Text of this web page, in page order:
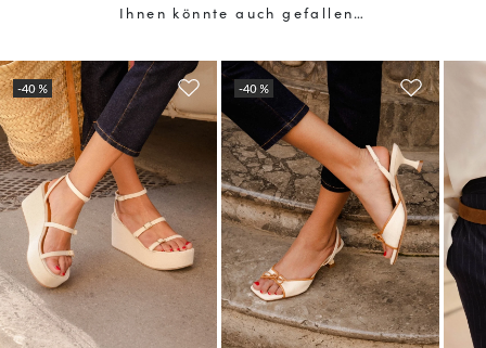
Ihnen könnte auch gefallen…
Nur gültig im aktuellen Lieferland ( Vereinigte Staaten
Mehr über die Verarbeitung Ihrer Daten und über Ihre Rechte erfahren